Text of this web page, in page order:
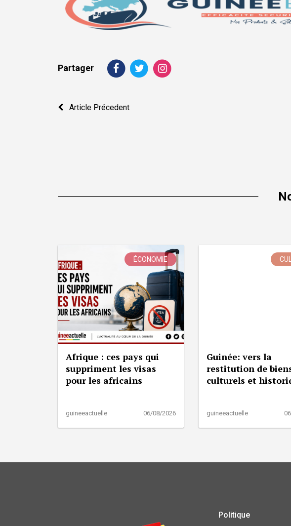
Partager
Navigation
Article Précedent
ÉCONOMIE
Afrique : ces pays qui
suppriment les visas
pour les africains
guineeactuelle 06/08/2026
Guinée: vers la
restitution de
culturels et
guineeactuelle
Politique